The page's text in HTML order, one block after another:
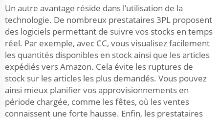
Un autre avantage réside dans l’utilisation de la
technologie. De nombreux prestataires 3PL proposent
des logiciels permettant de suivre vos stocks en temps
réel. Par exemple, avec CC, vous visualisez facilement
les quantités disponibles en stock ainsi que les articles
expédiés vers Amazon. Cela évite les ruptures de
stock sur les articles les plus demandés. Vous pouvez
ainsi mieux planifier vos approvisionnements en
période chargée, comme les fêtes, où les ventes
connaissent une forte hausse. Enfin, les prestataires